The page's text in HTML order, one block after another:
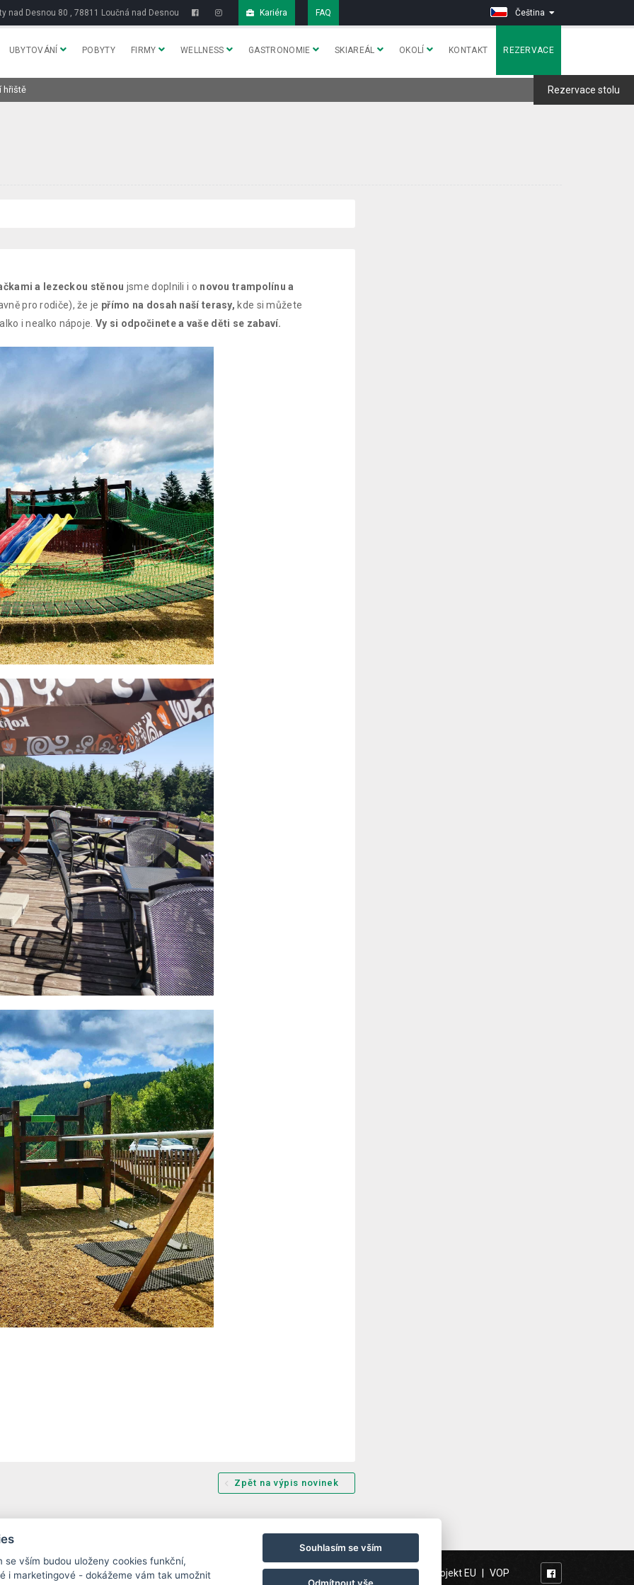
nad Desnou 80 , 78811 Loučná nad Desnou Kariéra FAQ Čeština
UBYTOVÁNÍ POBYTY FIRMY WELLNESS GASTRONOMIE SKIAREÁL OKOLÍ KONTAKT REZERVACE
Rezervace stolu
hřiště
a lezeckou stěnou jsme doplnili i o novou trampolínu a
pro rodiče), že je přímo na dosah naší terasy, kde si můžete
i nealko nápoje. Vy si odpočinete a vaše děti se zabaví.
Zpět na výpis novinek
11 Loučná nad Desnou rezervace@hotelchs.cz Naši partneři Projekt EU | VOP
se vším budou uloženy cookies funkční,
i marketingové - dokážeme vám tak umožnit
Souhlasím se vším
Odmítnout vše